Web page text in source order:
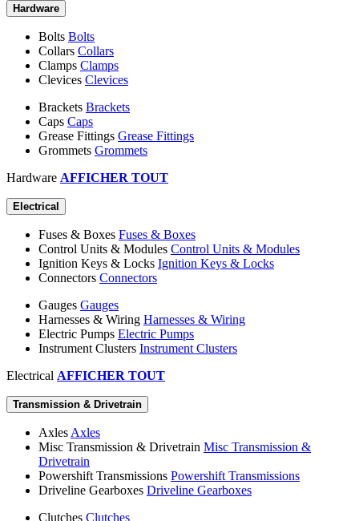
Hardware
Bolts Bolts
Collars Collars
Clamps Clamps
Clevices Clevices
Brackets Brackets
Caps Caps
Grease Fittings Grease Fittings
Grommets Grommets
Hardware AFFICHER TOUT
Electrical
Fuses & Boxes Fuses & Boxes
Control Units & Modules Control Units & Modules
Ignition Keys & Locks Ignition Keys & Locks
Connectors Connectors
Gauges Gauges
Harnesses & Wiring Harnesses & Wiring
Electric Pumps Electric Pumps
Instrument Clusters Instrument Clusters
Electrical AFFICHER TOUT
Transmission & Drivetrain
Axles Axles
Misc Transmission & Drivetrain Misc Transmission &
Drivetrain
Powershift Transmissions Powershift Transmissions
Driveline Gearboxes Driveline Gearboxes
Clutches Clutches